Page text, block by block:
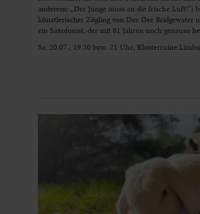
anderem: „Der Junge muss an die frische
künstlerischer Zögling von Dee Dee
ein Saxofonist, der mit 81 Jahren noch genauso
Sa, 20.07., 19.30 bzw. 21 Uhr, Klosterruine